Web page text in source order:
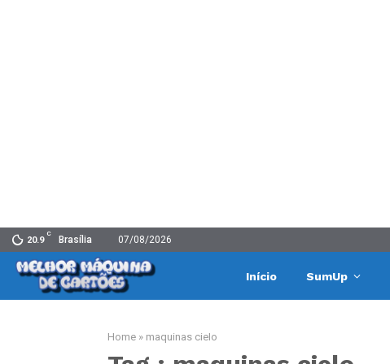
20.9
C
Brasília 07/08/2026
Início SumUp
Home » maquinas cielo